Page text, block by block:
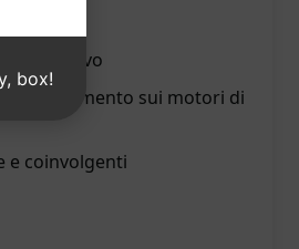
informativo
sui motori di
e coinvolgenti
box!